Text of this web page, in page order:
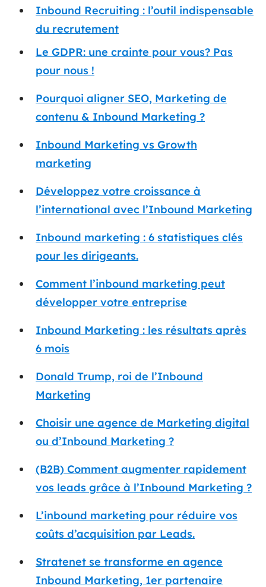
Inbound Recruiting : l’outil indispensable
du recrutement
Le GDPR: une crainte pour vous? Pas
pour nous !
Pourquoi aligner SEO, Marketing de
contenu & Inbound Marketing ?
Inbound Marketing vs Growth
marketing
Développez votre croissance à
l’international avec l’Inbound Marketing
Inbound marketing : 6 statistiques clés
pour les dirigeants.
Comment l’inbound marketing peut
développer votre entreprise
Inbound Marketing : les résultats après
6 mois
Donald Trump, roi de l’Inbound
Marketing
Choisir une agence de Marketing digital
ou d’Inbound Marketing ?
(B2B) Comment augmenter rapidement
vos leads grâce à l’Inbound Marketing ?
L’inbound marketing pour réduire vos
coûts d’acquisition par Leads.
Stratenet se transforme en agence
Inbound Marketing, 1er partenaire